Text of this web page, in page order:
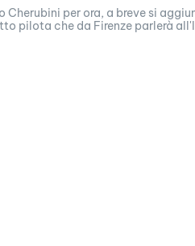
Cherubini per ora, a breve si
pilota che da Firenze parlerà